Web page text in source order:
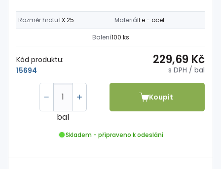
Rozměr hrotuTX 25 MateriálFe - ocel
Balení100 ks
Kód produktu:
15694
229,69 Kč
s DPH / bal
bal
Koupit
Skladem - připraveno k odeslání